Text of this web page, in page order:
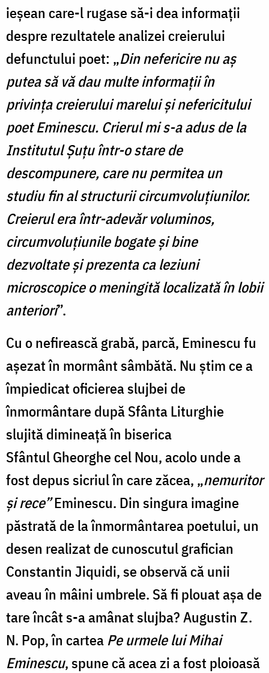
ieșean care-l rugase să-i dea informații
despre rezultatele analizei creierului
defunctului poet: „Din nefericire nu aș
putea să vă dau multe informații în
privința creierului marelui și nefericitului
poet Eminescu. Crierul mi s-a adus de la
Institutul Șuțu într-o stare de
descompunere, care nu permitea un
studiu fin al structurii circumvoluțiunilor.
Creierul era într-adevăr voluminos,
circumvoluțiunile bogate și bine
dezvoltate și prezenta ca leziuni
microscopice o meningită localizată în lobii
anteriori”.
Cu o nefirească grabă, parcă, Eminescu fu
așezat în mormânt sâmbătă. Nu ştim ce a
împiedicat oficierea slujbei de
înmormântare după Sfânta Liturghie
slujită dimineață în biserica
Sfântul Gheorghe cel Nou, acolo unde a
fost depus sicriul în care zăcea, „nemuritor
și rece”Eminescu. Din singura imagine
păstrată de la înmormântarea poetului, un
desen realizat de cunoscutul grafician
Constantin Jiquidi, se observă că unii
aveau în mâini umbrele. Să fi plouat aşa de
tare încât s-a amânat slujba? Augustin Z.
N. Pop, în cartea Pe urmele lui Mihai
Eminescu, spune că acea zi a fost ploioasă